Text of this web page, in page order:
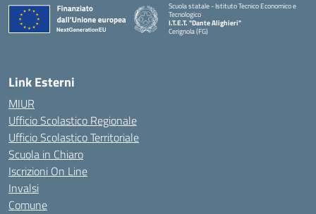
Scuola statale - Istituto Tecnico Economico e
Tecnologico
I.T.E.T. "Dante Alighieri"
Cerignola (FG)
— Visita la pagina iniziale della scuola
Link Esterni
MIUR
Ufficio Scolastico Regionale
Ufficio Scolastico Territoriale
Scuola in Chiaro
Iscrizioni On Line
Invalsi
Comune